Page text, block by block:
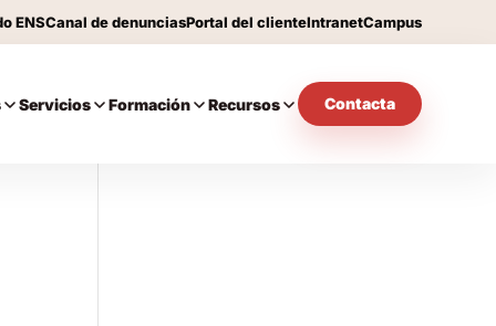
ENSCanal de denunciasPortal del clienteIntranetCampus
Servicios Formación Recursos Contacta